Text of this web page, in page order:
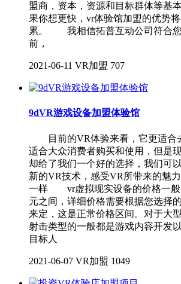
盟商，资本，资源和目标群体等基
果你想更快，vr体验馆加盟的优势
累。 我相信拓普互动公司符合
前，
2021-06-11 VR加盟 707
9dVR游戏设备加盟体验馆
目前的VR体验来看，它更适合
适合大众消费者购买和使用，但是
却给了我们一个好的选择，我们可
新的VR技术，感受VR所带来的魅
一样 vr虚拟现实设备的价格一般
元之间，详细价格需要根据您选择
来定，这是正常价格区间。对于大
射击类型的一般都是游戏内容开发
目标人
2021-06-07 VR加盟 1049